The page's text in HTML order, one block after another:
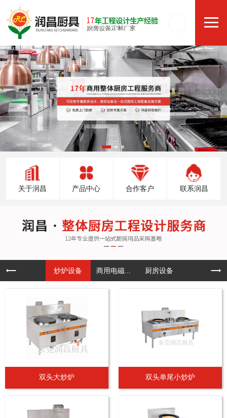
关于润昌 产品中心 合作客户 联系润昌
炒炉设备 商用电磁... 厨房设备
双头大炒炉 双头单尾小炒炉